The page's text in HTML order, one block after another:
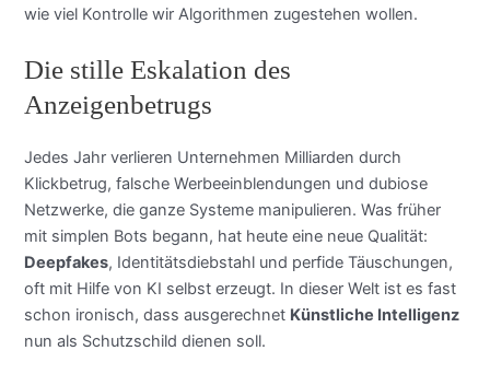
wie viel Kontrolle wir Algorithmen zugestehen wollen.
Die stille Eskalation des
Anzeigenbetrugs
Jedes Jahr verlieren Unternehmen Milliarden durch
Klickbetrug, falsche Werbeeinblendungen und dubiose
Netzwerke, die ganze Systeme manipulieren. Was früher
mit simplen Bots begann, hat heute eine neue Qualität:
Deepfakes, Identitätsdiebstahl und perfide Täuschungen,
oft mit Hilfe von KI selbst erzeugt. In dieser Welt ist es fast
schon ironisch, dass ausgerechnet Künstliche Intelligenz
nun als Schutzschild dienen soll.